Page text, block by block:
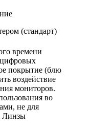
(стандарт)
времени
цифровых
покрытие (блю
воздействие
мониторов.
во
не для
Линзы